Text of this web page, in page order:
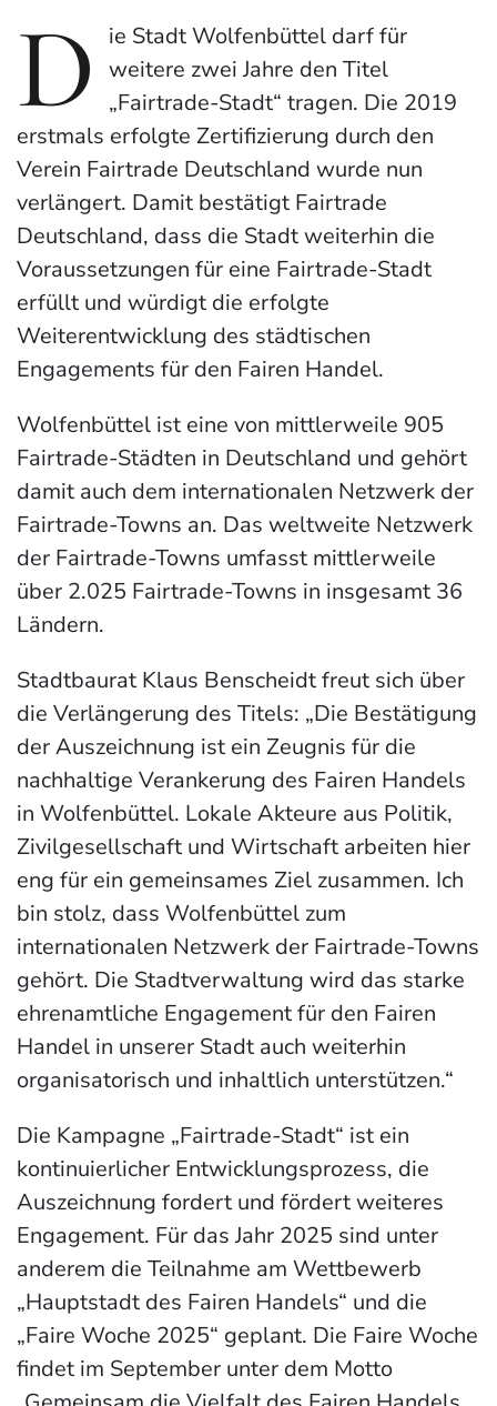
D
ie Stadt Wolfenbüttel darf für
weitere zwei Jahre den Titel
„Fairtrade-Stadt“ tragen. Die 2019
erstmals erfolgte Zertifizierung durch den
Verein Fairtrade Deutschland wurde nun
verlängert. Damit bestätigt Fairtrade
Deutschland, dass die Stadt weiterhin die
Voraussetzungen für eine Fairtrade-Stadt
erfüllt und würdigt die erfolgte
Weiterentwicklung des städtischen
Engagements für den Fairen Handel.
Wolfenbüttel ist eine von mittlerweile 905
Fairtrade-Städten in Deutschland und gehört
damit auch dem internationalen Netzwerk der
Fairtrade-Towns an. Das weltweite Netzwerk
der Fairtrade-Towns umfasst mittlerweile
über 2.025 Fairtrade-Towns in insgesamt 36
Ländern.
Stadtbaurat Klaus Benscheidt freut sich über
die Verlängerung des Titels: „Die Bestätigung
der Auszeichnung ist ein Zeugnis für die
nachhaltige Verankerung des Fairen Handels
in Wolfenbüttel. Lokale Akteure aus Politik,
Zivilgesellschaft und Wirtschaft arbeiten hier
eng für ein gemeinsames Ziel zusammen. Ich
bin stolz, dass Wolfenbüttel zum
internationalen Netzwerk der Fairtrade-Towns
gehört. Die Stadtverwaltung wird das starke
ehrenamtliche Engagement für den Fairen
Handel in unserer Stadt auch weiterhin
organisatorisch und inhaltlich unterstützen.“
Die Kampagne „Fairtrade-Stadt“ ist ein
kontinuierlicher Entwicklungsprozess, die
Auszeichnung fordert und fördert weiteres
Engagement. Für das Jahr 2025 sind unter
anderem die Teilnahme am Wettbewerb
„Hauptstadt des Fairen Handels“ und die
„Faire Woche 2025“ geplant. Die Faire Woche
findet im September unter dem Motto